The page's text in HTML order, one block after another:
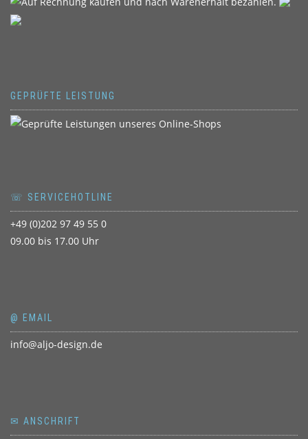
GEPRÜFTE LEISTUNG
☏ SERVICEHOTLINE
+49 (0)202 97 49 55 0
09.00 bis 17.00 Uhr
@ EMAIL
info@aljo-design.de
✉ ANSCHRIFT